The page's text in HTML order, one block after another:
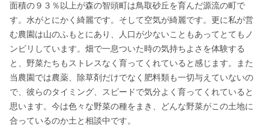
面積の９３％以上が森の智頭町は鳥取砂丘を育んだ源流の町で
す。水がとにかく綺麗です。そして空気が綺麗です。更に私が営
む農園は山のふもとにあり、人口が少ないこともあってとてもノ
ンビリしています。畑で一息ついた時の気持ちよさを体験する
と、野菜たちもストレスなく育ってくれていると感じます。また
当農園では農薬、除草剤だけでなく肥料類も一切与えていないの
で、彼らのタイミング、スピードで気分よく育ってくれていると
思います。今は色々な野菜の種をまき、どんな野菜がこの土地に
合っているのか土と相談中です。